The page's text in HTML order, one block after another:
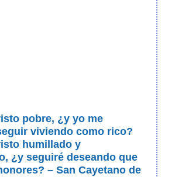
pobre, ¿y yo me
viviendo como rico?
humillado y
¿y seguiré deseando que
– San Cayetano de